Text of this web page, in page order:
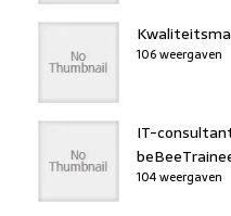
106 weergaven
IT-
104 weergaven